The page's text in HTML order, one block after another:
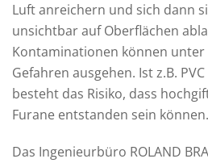
Luft anreichern und sich dann
unsichtbar auf Oberflächen
Kontaminationen können
Gefahren ausgehen. Ist z.B.
besteht das Risiko, dass
Furane entstanden sein können.
Das Ingenieurbüro ROLAND